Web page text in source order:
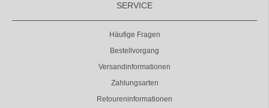
SERVICE
Häufige Fragen
Bestellvorgang
Versandinformationen
Zahlungsarten
Retoureninformationen